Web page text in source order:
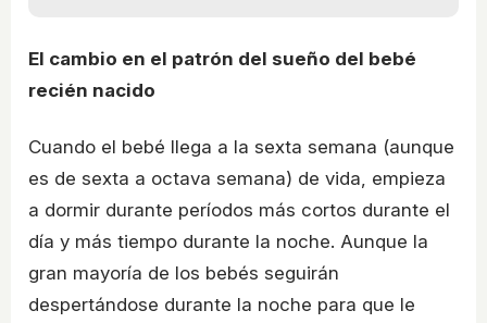
El cambio en el patrón del sueño del bebé
recién nacido
Cuando el bebé llega a la sexta semana (aunque
es de sexta a octava semana) de vida, empieza
a dormir durante períodos más cortos durante el
día y más tiempo durante la noche. Aunque la
gran mayoría de los bebés seguirán
despertándose durante la noche para que le